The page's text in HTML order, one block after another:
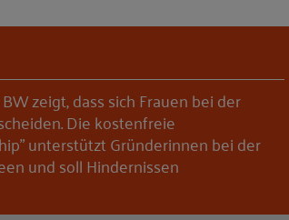
zeigt, dass sich Frauen bei der
Die kostenfreie
unterstützt Gründerinnen bei der
und soll Hindernissen